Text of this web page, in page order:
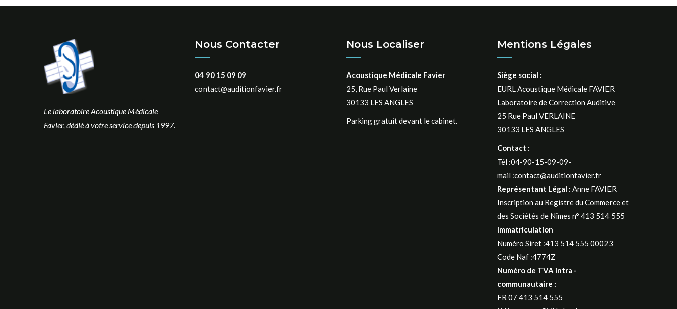
Le laboratoire Acoustique Médicale
Favier, dédié à votre service depuis 1997.
Nous Contacter
04 90 15 09 09
contact@auditionfavier.fr
Nous Localiser
Acoustique Médicale Favier
25, Rue Paul Verlaine
30133 LES ANGLES
Parking gratuit devant le cabinet.
Mentions Légales
Siège social :
EURL Acoustique Médicale FAVIER
Laboratoire de Correction Auditive
25 Rue Paul VERLAINE
30133 LES ANGLES
Contact :
Tél :04-90-15-09-09-
mail :contact@auditionfavier.fr
Représentant Légal : Anne FAVIER
Inscription au Registre du Commerce et
des Sociétés de Nîmes n° 413 514 555
Immatriculation
Numéro Siret :413 514 555 00023
Code Naf :4774Z
Numéro de TVA intra -
communautaire :
FR 07 413 514 555